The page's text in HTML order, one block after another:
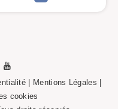
Mentions Légales
cookies